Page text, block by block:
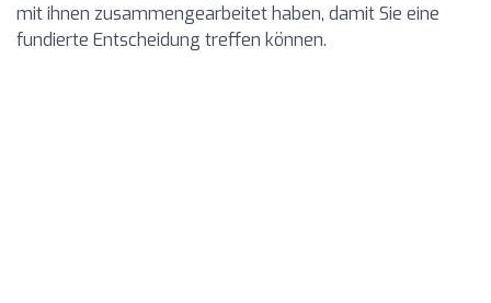
mit ihnen zusammengearbeitet haben, damit Sie eine
fundierte Entscheidung treffen können.